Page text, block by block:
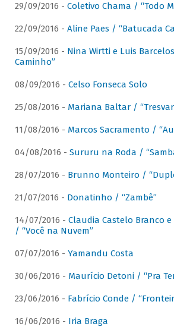
29/09/2016 - Coletivo Chama / “Todo
22/09/2016 - Aline Paes / “Batucada
15/09/2016 - Nina Wirtti e Luis
Caminho”
08/09/2016 - Celso Fonseca Solo
25/08/2016 - Mariana Baltar /
11/08/2016 - Marcos Sacramento /
04/08/2016 - Sururu na Roda /
28/07/2016 - Brunno Monteiro /
21/07/2016 - Donatinho / “Zambê”
14/07/2016 - Claudia Castelo Branco
/ “Você na Nuvem”
07/07/2016 - Yamandu Costa
30/06/2016 - Maurício Detoni / “Pra
23/06/2016 - Fabrício Conde /
16/06/2016 - Iria Braga